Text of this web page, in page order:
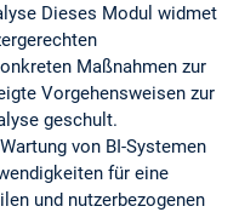
Dieses Modul widmet
Maßnahmen zur
Vorgehensweisen zur
geschult.
von BI-Systemen
für eine
und nutzerbezogenen